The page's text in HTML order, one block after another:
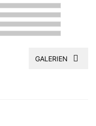
GALERIEN